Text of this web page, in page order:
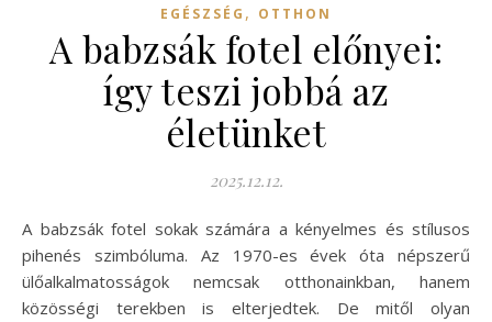
EGÉSZSÉG , OTTHON
A babzsák fotel előnyei:
így teszi jobbá az
életünket
2025.12.12.
A babzsák fotel sokak számára a kényelmes és stílusos
pihenés szimbóluma. Az 1970-es évek óta népszerű
ülőalkalmatosságok nemcsak otthonainkban, hanem
közösségi terekben is elterjedtek. De mitől olyan